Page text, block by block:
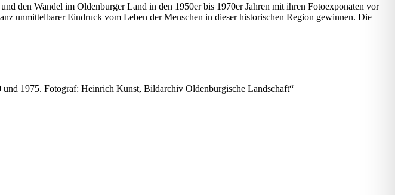
den Wandel im Oldenburger Land in den 1950er bis 1970er Jahren mit ihren Fotoexponaten vor
unmittelbarer Eindruck vom Leben der Menschen in dieser historischen Region gewinnen. Die
1975. Fotograf: Heinrich Kunst, Bildarchiv Oldenburgische Landschaft“